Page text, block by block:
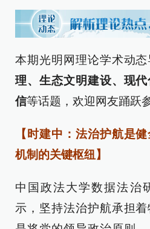
本期光明网理论学术动态
理、生态文明建设、现
信等话题，欢迎网友踊跃
【时建中：法治护航是
机制的关键枢纽】
中国政法大学数据法治
示，坚持法治护航承担着